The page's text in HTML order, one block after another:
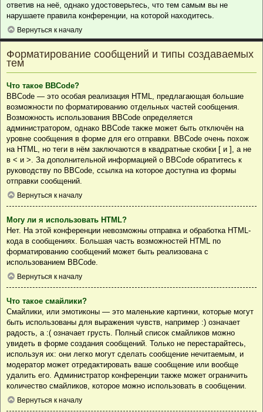
ответив на неё, однако удостоверьтесь, что тем самым вы не
нарушаете правила конференции, на которой находитесь.
Вернуться к началу
Форматирование сообщений и типы создаваемых
тем
Что такое BBCode?
BBCode — это особая реализация HTML, предлагающая большие
возможности по форматированию отдельных частей сообщения.
Возможность использования BBCode определяется
администратором, однако BBCode также может быть отключён на
уровне сообщения в форме для его отправки. BBCode очень похож
на HTML, но теги в нём заключаются в квадратные скобки [ и ], а не
в < и >. За дополнительной информацией о BBCode обратитесь к
руководству по BBCode, ссылка на которое доступна из формы
отправки сообщений.
Вернуться к началу
Могу ли я использовать HTML?
Нет. На этой конференции невозможны отправка и обработка HTML-
кода в сообщениях. Большая часть возможностей HTML по
форматированию сообщений может быть реализована с
использованием BBCode.
Вернуться к началу
Что такое смайлики?
Смайлики, или эмотиконы — это маленькие картинки, которые могут
быть использованы для выражения чувств, например :) означает
радость, а :( означает грусть. Полный список смайликов можно
увидеть в форме создания сообщений. Только не перестарайтесь,
используя их: они легко могут сделать сообщение нечитаемым, и
модератор может отредактировать ваше сообщение или вообще
удалить его. Администратор конференции также может ограничить
количество смайликов, которое можно использовать в сообщении.
Вернуться к началу